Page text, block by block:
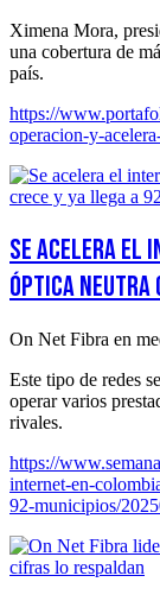
Ximena Mora,
una cobertura de
país.
https://
operacion-y-
Se acelera el
óptica neutra
On Net Fibra en
Este tipo de redes
operar varios
rivales.
https://
internet-en-
92-municipios/